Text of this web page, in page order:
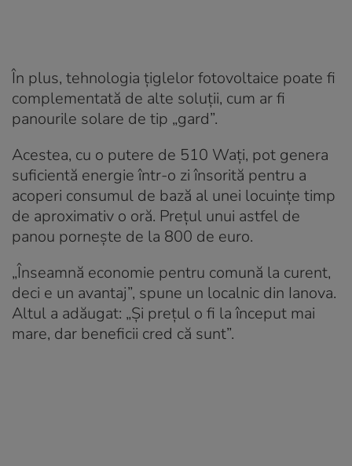
În plus, tehnologia ţiglelor fotovoltaice poate fi
complementată de alte soluţii, cum ar fi
panourile solare de tip „gard”.
Acestea, cu o putere de 510 Waţi, pot genera
suficientă energie într-o zi însorită pentru a
acoperi consumul de bază al unei locuinţe timp
de aproximativ o oră. Preţul unui astfel de
panou porneşte de la 800 de euro.
„Înseamnă economie pentru comună la curent,
deci e un avantaj”, spune un localnic din Ianova.
Altul a adăugat: „Şi preţul o fi la început mai
mare, dar beneficii cred că sunt”.